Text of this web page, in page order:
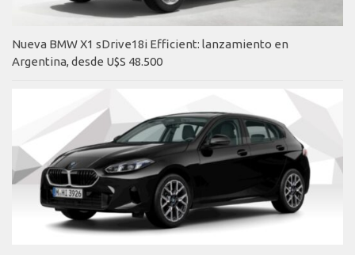
Nueva BMW X1 sDrive18i Efficient: lanzamiento en
Argentina, desde U$S 48.500